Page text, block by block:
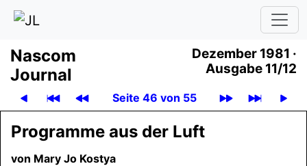
Nascom
Journal
Dezember 1981 ·
Ausgabe 11/12
Seite 46 von 55
Programme aus der Luft
von Mary Jo Kostya